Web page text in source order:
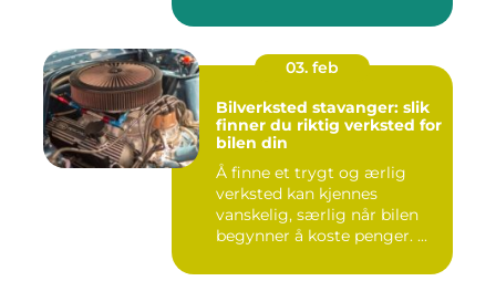
03. feb
Bilverksted stavanger: slik
finner du riktig verksted for
bilen din
Å finne et trygt og ærlig
verksted kan kjennes
vanskelig, særlig når bilen
begynner å koste penger. ...